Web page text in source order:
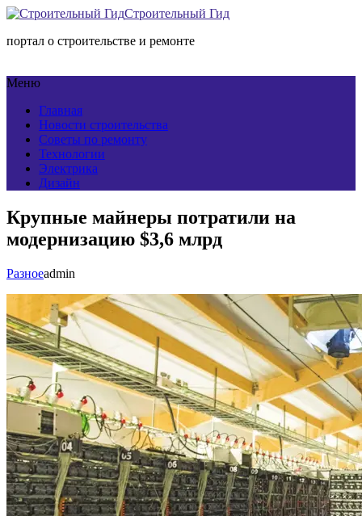
Строительный Гид
портал о строительстве и ремонте
Меню
Главная
Новости строительства
Советы по ремонту
Технологии
Электрика
Дизайн
Крупные майнеры потратили на
модернизацию $3,6 млрд
Разноеadmin